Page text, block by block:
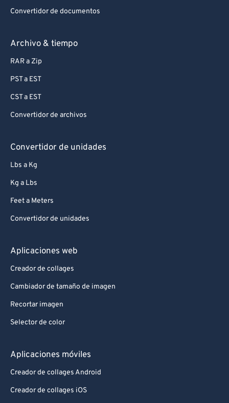
Convertidor de documentos
Archivo & tiempo
RAR a Zip
PST a EST
CST a EST
Convertidor de archivos
Convertidor de unidades
Lbs a Kg
Kg a Lbs
Feet a Meters
Convertidor de unidades
Aplicaciones web
Creador de collages
Cambiador de tamaño de imagen
Recortar imagen
Selector de color
Aplicaciones móviles
Creador de collages Android
Creador de collages iOS